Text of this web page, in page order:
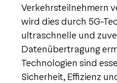
Verkehrsteilnehmern
wird dies durch 5G-
ultraschnelle und
Datenübertragung
Technologien sind
Sicherheit, Effizienz